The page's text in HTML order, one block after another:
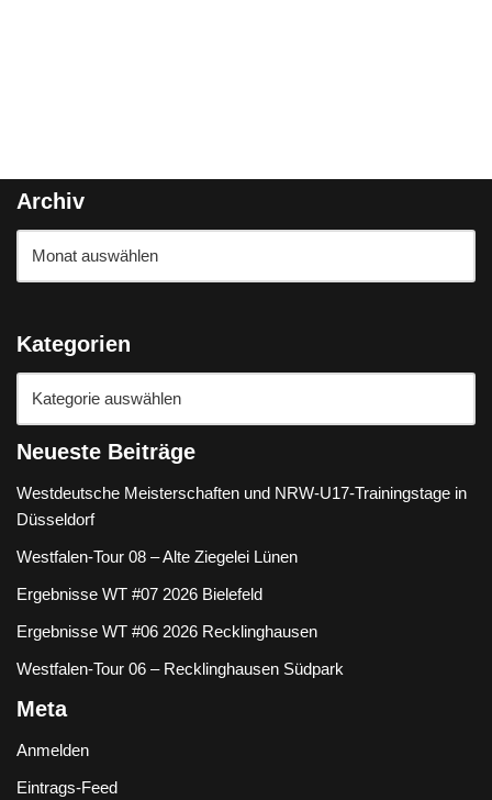
Archiv
Kategorien
Neueste Beiträge
Westdeutsche Meisterschaften und NRW-U17-Trainingstage in
Düsseldorf
Westfalen-Tour 08 – Alte Ziegelei Lünen
Ergebnisse WT #07 2026 Bielefeld
Ergebnisse WT #06 2026 Recklinghausen
Westfalen-Tour 06 – Recklinghausen Südpark
Meta
Anmelden
Eintrags-Feed